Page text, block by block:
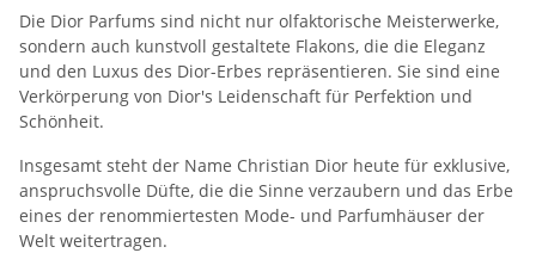
Die Dior Parfums sind nicht nur olfaktorische Meisterwerke,
sondern auch kunstvoll gestaltete Flakons, die die Eleganz
und den Luxus des Dior-Erbes repräsentieren. Sie sind eine
Verkörperung von Dior's Leidenschaft für Perfektion und
Schönheit.
Insgesamt steht der Name Christian Dior heute für exklusive,
anspruchsvolle Düfte, die die Sinne verzaubern und das Erbe
eines der renommiertesten Mode- und Parfumhäuser der
Welt weitertragen.